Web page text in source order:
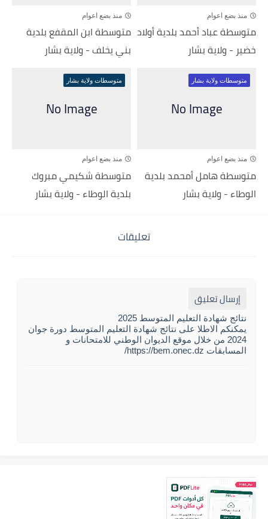
منذ بضع اعوام
متوسطة عباد أحمد بلدية أولاد
خضير - ولاية بشار
منذ بضع اعوام
متوسطة ابن المقفع بلدية
بني يخلف - ولاية بشار
متوسطات ولاية بشار
منذ بضع اعوام
متوسطة هامل أمحمد بلدية
الوطاء - ولاية بشار
متوسطات ولاية بشار
منذ بضع اعوام
متوسطة شكيمي مبروك
بلدية الوطاء - ولاية بشار
تعليقات
إرسال تعليق
نتائج شهادة التعليم المتوسط 2025
يمكنكم الاطلا على نتائج شهادة التعليم المتوسط دورة جوان
2024 من خلال موقع الديوان الوطني للامتحانات و
المسابقات https://bem.onec.dz/